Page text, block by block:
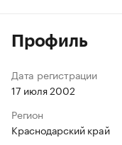
Профиль
Дата регистрации
17 июля 2002
Регион
Краснодарский край